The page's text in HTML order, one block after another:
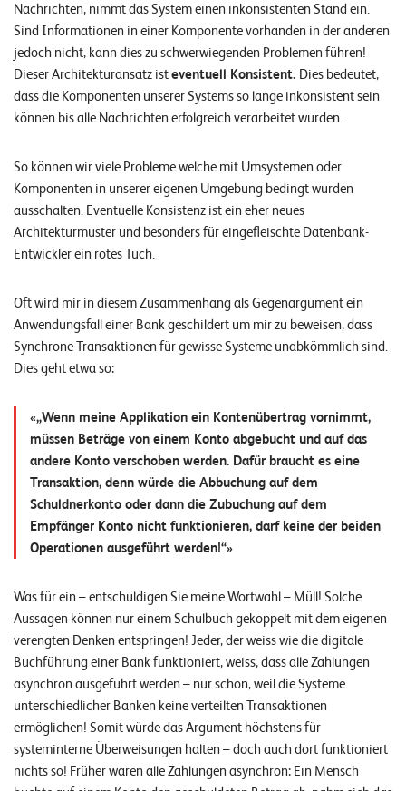
Nachrichten, nimmt das System einen inkonsistenten Stand ein.
Sind Informationen in einer Komponente vorhanden in der anderen
jedoch nicht, kann dies zu schwerwiegenden Problemen führen!
Dieser Architekturansatz isteventuell Konsistent. Dies bedeutet,
dass die Komponenten unserer Systems so lange inkonsistent sein
können bis alle Nachrichten erfolgreich verarbeitet wurden.
So können wir viele Probleme welche mit Umsystemen oder
Komponenten in unserer eigenen Umgebung bedingt wurden
ausschalten. Eventuelle Konsistenz ist ein eher neues
Architekturmuster und besonders für eingefleischte Datenbank-
Entwickler ein rotes Tuch.
Oft wird mir in diesem Zusammenhang als Gegenargument ein
Anwendungsfall einer Bank geschildert um mir zu beweisen, dass
Synchrone Transaktionen für gewisse Systeme unabkömmlich sind.
Dies geht etwa so:
„Wenn meine Applikation ein Kontenübertrag vornimmt,
müssen Beträge von einem Konto abgebucht und auf das
andere Konto verschoben werden. Dafür braucht es eine
Transaktion, denn würde die Abbuchung auf dem
Schuldnerkonto oder dann die Zubuchung auf dem
Empfänger Konto nicht funktionieren, darf keine der beiden
Operationen ausgeführt werden!“
Was für ein – entschuldigen Sie meine Wortwahl – Müll! Solche
Aussagen können nur einem Schulbuch gekoppelt mit dem eigenen
verengten Denken entspringen! Jeder, der weiss wie die digitale
Buchführung einer Bank funktioniert, weiss, dass alle Zahlungen
asynchron ausgeführt werden – nur schon, weil die Systeme
unterschiedlicher Banken keine verteilten Transaktionen
ermöglichen! Somit würde das Argument höchstens für
systeminterne Überweisungen halten – doch auch dort funktioniert
nichts so! Früher waren alle Zahlungen asynchron: Ein Mensch